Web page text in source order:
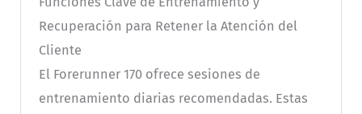
Recuperación para Retener la Atención del
Cliente
El Forerunner 170 ofrece sesiones de
entrenamiento diarias recomendadas. Estas